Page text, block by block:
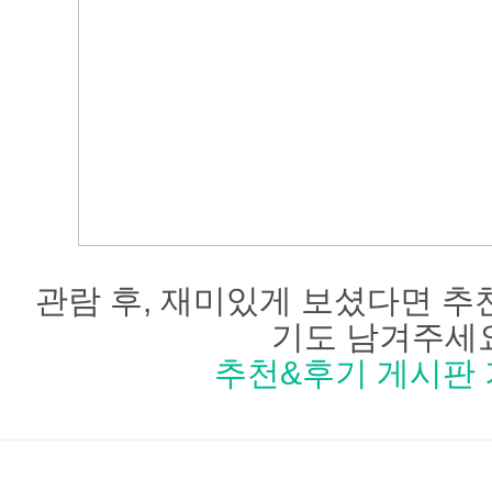
관람 후, 재미있게 보셨다면 추
기도 남겨주세
추천&후기 게시판